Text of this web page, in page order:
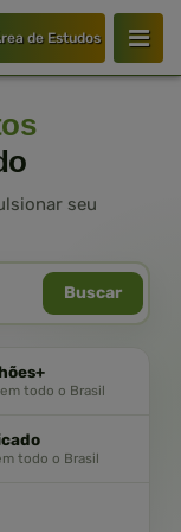
de Estudos
seu
Buscar
todo o Brasil
todo o Brasil